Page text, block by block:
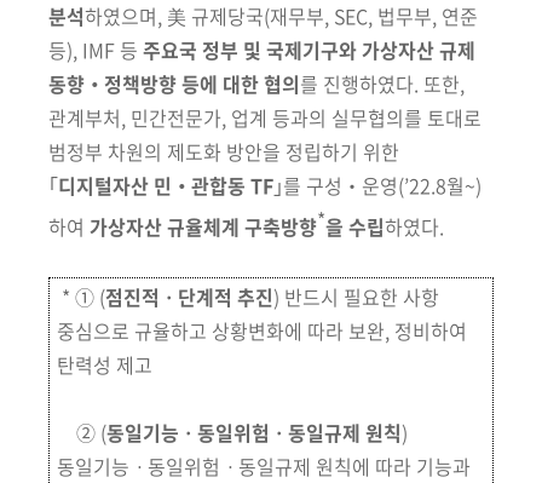
분석하였으며, 美 규제당국(재무부, SEC, 법무부, 연준
등), IMF 등 주요국 정부 및 국제기구와 가상자산 규제
동향‧정책방향 등에 대한 협의를 진행하였다. 또한,
관계부처, 민간전문가, 업계 등과의 실무협의를 토대로
범정부 차원의 제도화 방안을 정립하기 위한
｢디지털자산 민‧관합동 TF｣를 구성‧운영(’22.8월~)
하여 가상자산 규율체계 구축방향*을 수립하였다.
* ➀ (점진적ㆍ단계적 추진) 반드시 필요한 사항
중심으로 규율하고 상황변화에 따라 보완, 정비하여
탄력성 제고
➁ (동일기능ㆍ동일위험ㆍ동일규제 원칙)
동일기능ㆍ동일위험ㆍ동일규제 원칙에 따라 기능과